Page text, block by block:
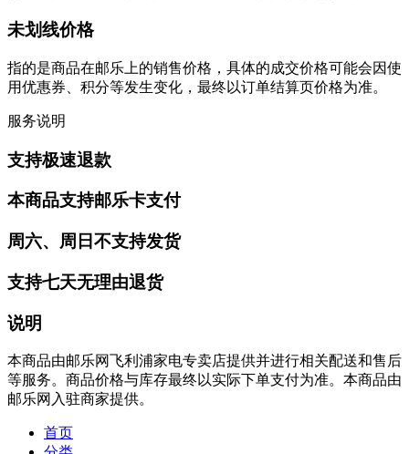
未划线价格
指的是商品在邮乐上的销售价格，具体的成交价格可能会因使
用优惠券、积分等发生变化，最终以订单结算页价格为准。
服务说明
支持极速退款
本商品支持邮乐卡支付
周六、周日不支持发货
支持七天无理由退货
说明
本商品由邮乐网飞利浦家电专卖店提供并进行相关配送和售后
等服务。商品价格与库存最终以实际下单支付为准。本商品由
邮乐网入驻商家提供。
首页